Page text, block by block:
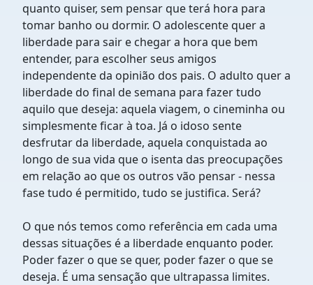
quanto quiser, sem pensar que terá hora para
tomar banho ou dormir. O adolescente quer a
liberdade para sair e chegar a hora que bem
entender, para escolher seus amigos
independente da opinião dos pais. O adulto quer a
liberdade do final de semana para fazer tudo
aquilo que deseja: aquela viagem, o cineminha ou
simplesmente ficar à toa. Já o idoso sente
desfrutar da liberdade, aquela conquistada ao
longo de sua vida que o isenta das preocupações
em relação ao que os outros vão pensar - nessa
fase tudo é permitido, tudo se justifica. Será?
O que nós temos como referência em cada uma
dessas situações é a liberdade enquanto poder.
Poder fazer o que se quer, poder fazer o que se
deseja. É uma sensação que ultrapassa limites.